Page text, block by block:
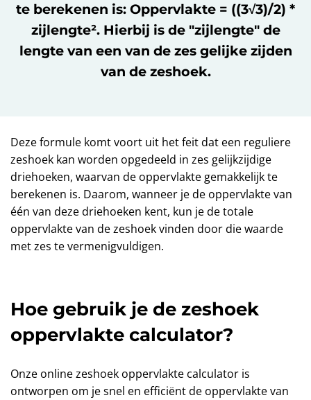
te berekenen is: Oppervlakte = ((3√3)/2) *
zijlengte². Hierbij is de "zijlengte" de
lengte van een van de zes gelijke zijden
van de zeshoek.
Deze formule komt voort uit het feit dat een reguliere
zeshoek kan worden opgedeeld in zes gelijkzijdige
driehoeken, waarvan de oppervlakte gemakkelijk te
berekenen is. Daarom, wanneer je de oppervlakte van
één van deze driehoeken kent, kun je de totale
oppervlakte van de zeshoek vinden door die waarde
met zes te vermenigvuldigen.
Hoe gebruik je de zeshoek
oppervlakte calculator?
Onze online zeshoek oppervlakte calculator is
ontworpen om je snel en efficiënt de oppervlakte van